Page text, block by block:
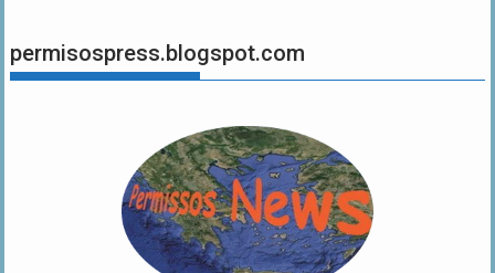
permisospress.blogspot.com